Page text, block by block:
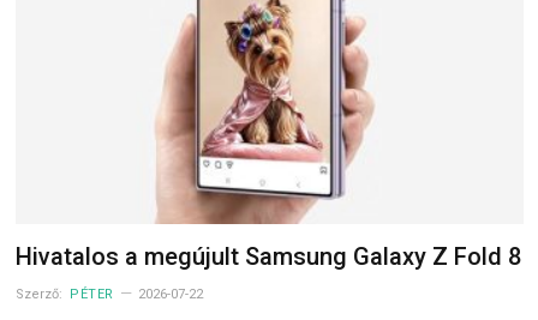
Hivatalos a megújult Samsung Galaxy Z Fold 8
Szerző: PÉTER 2026-07-22